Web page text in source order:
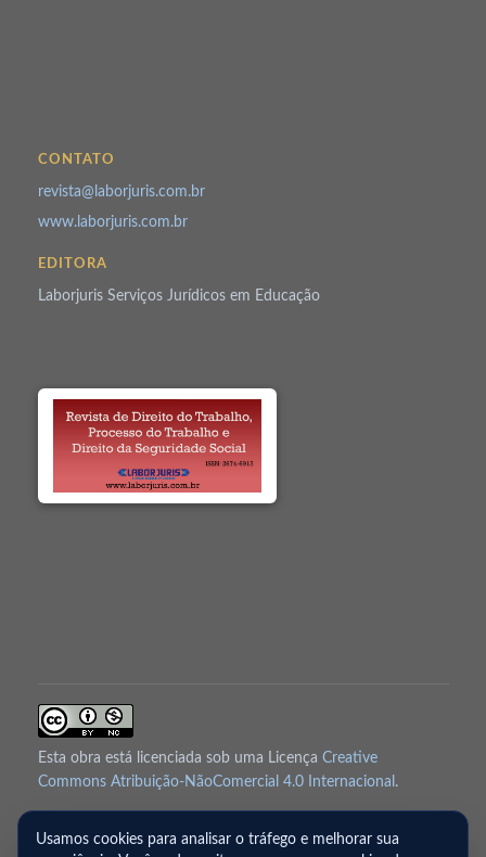
CONTATO
revista@laborjuris.com.br
www.laborjuris.com.br
EDITORA
Laborjuris Serviços Jurídicos em Educação
Esta obra está licenciada sob uma Licença Creative
Commons Atribuição-NãoComercial 4.0 Internacional .
© 2019–2026 Revista de Direito do Trabalho, Processo do
Usamos cookies para analisar o tráfego e melhorar sua